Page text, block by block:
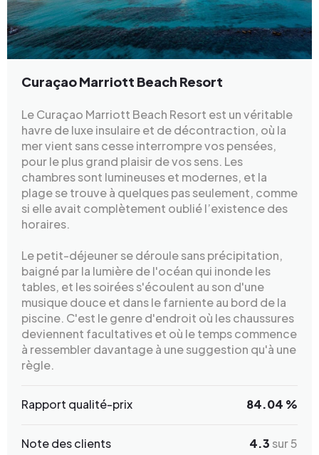
Curaçao Marriott Beach Resort
Le Curaçao Marriott Beach Resort est un véritable
havre de luxe insulaire et de décontraction, où la
mer vient sans cesse interrompre vos pensées,
pour le plus grand plaisir de vos sens. Les
chambres sont lumineuses et modernes, et la
plage se trouve à quelques pas seulement, comme
si elle avait complètement oublié l’existence des
horaires.
Le petit-déjeuner se déroule sans précipitation,
baigné par la lumière de l'océan qui inonde les
tables, et les soirées s'écoulent au son d'une
musique douce et dans le farniente au bord de la
piscine. C'est le genre d'endroit où les chaussures
deviennent facultatives et où le temps commence
à ressembler davantage à une suggestion qu'à une
règle.
Rapport qualité-prix 84.04 %
Note des clients 4.3 sur 5